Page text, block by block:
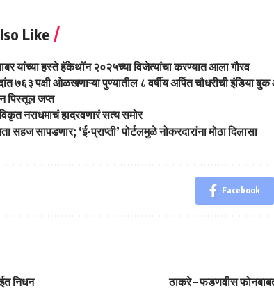
Like
यांच्या हस्ते हॅकेथॉन २०२५च्या विजेत्यांचा करण्यात आला गौरव
७६३ पक्षी ओळखणाऱ्या पुण्यातील ८ वर्षीय अर्पित चौधरीची इंडिया
पिस्तूल जप्त
नराधमाचं हादरवणारं सत्य समोर
सहज सापडणार; ‘ई-प्राप्ती’ पोर्टलमुळे नोकरदारांना मोठा दिलासा
Facebook
निधन ठाकरे – फडणवीस